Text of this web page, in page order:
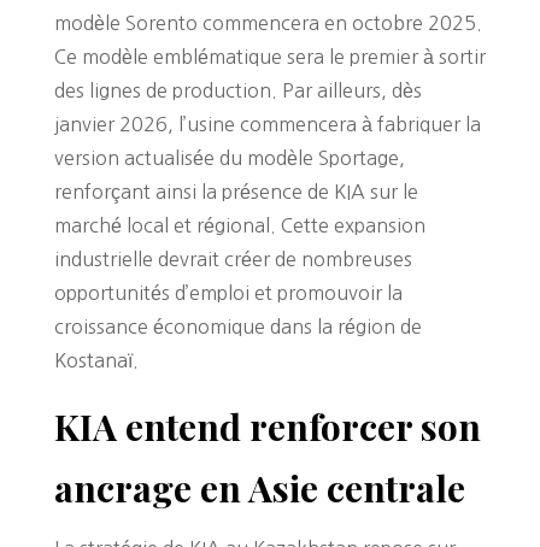
modèle Sorento commencera en octobre 2025.
Ce modèle emblématique sera le premier à sortir
des lignes de production. Par ailleurs, dès
janvier 2026, l’usine commencera à fabriquer la
version actualisée du modèle Sportage,
renforçant ainsi la présence de KIA sur le
marché local et régional. Cette expansion
industrielle devrait créer de nombreuses
opportunités d’emploi et promouvoir la
croissance économique dans la région de
Kostanaï.
KIA entend renforcer son
ancrage en Asie centrale